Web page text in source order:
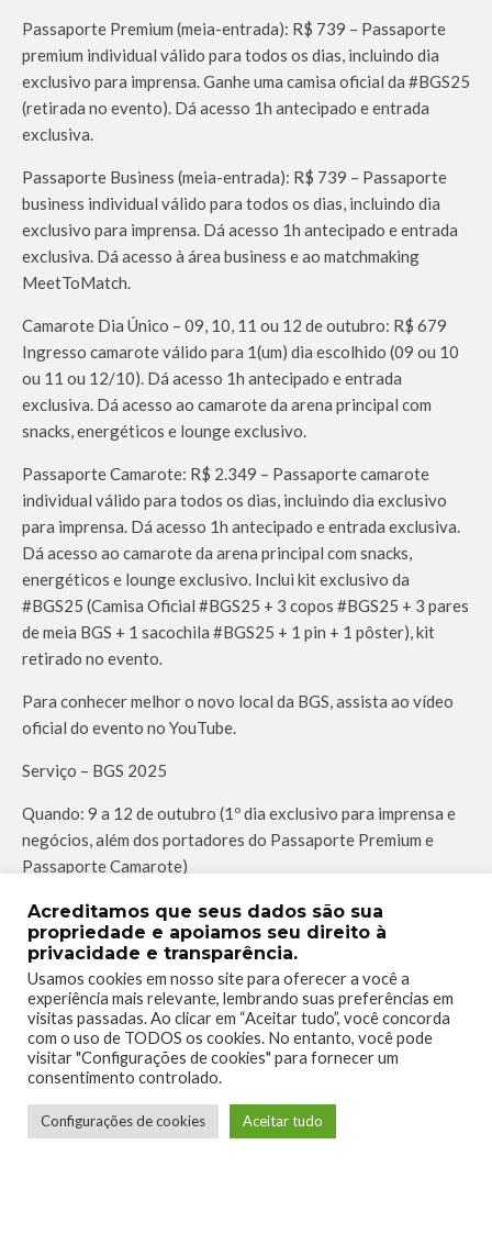
Passaporte Premium (meia-entrada): R$ 739 – Passaporte
premium individual válido para todos os dias, incluindo dia
exclusivo para imprensa. Ganhe uma camisa oficial da #BGS25
(retirada no evento). Dá acesso 1h antecipado e entrada
exclusiva.
Passaporte Business (meia-entrada): R$ 739 – Passaporte
business individual válido para todos os dias, incluindo dia
exclusivo para imprensa. Dá acesso 1h antecipado e entrada
exclusiva. Dá acesso à área business e ao matchmaking
MeetToMatch.
Camarote Dia Único – 09, 10, 11 ou 12 de outubro: R$ 679
Ingresso camarote válido para 1(um) dia escolhido (09 ou 10
ou 11 ou 12/10). Dá acesso 1h antecipado e entrada
exclusiva. Dá acesso ao camarote da arena principal com
snacks, energéticos e lounge exclusivo.
Passaporte Camarote: R$ 2.349 – Passaporte camarote
individual válido para todos os dias, incluindo dia exclusivo
para imprensa. Dá acesso 1h antecipado e entrada exclusiva.
Dá acesso ao camarote da arena principal com snacks,
energéticos e lounge exclusivo. Inclui kit exclusivo da
#BGS25 (Camisa Oficial #BGS25 + 3 copos #BGS25 + 3 pares
de meia BGS + 1 sacochila #BGS25 + 1 pin + 1 pôster), kit
retirado no evento.
Para conhecer melhor o novo local da BGS, assista ao vídeo
oficial do evento no YouTube.
Serviço – BGS 2025
Quando: 9 a 12 de outubro (1º dia exclusivo para imprensa e
negócios, além dos portadores do Passaporte Premium e
Passaporte Camarote)
Onde: Distrito Anhembi
Endereço: Avenida Olavo Fontoura, 1209 – Santana, São
Paulo/SP
Horário: das 13h às 21h
NINTENDO SWITCH2
Acreditamos que seus dados são sua
propriedade e apoiamos seu direito à
privacidade e transparência.
Usamos cookies em nosso site para oferecer a você a
experiência mais relevante, lembrando suas preferências em
visitas passadas. Ao clicar em “Aceitar tudo”, você concorda
com o uso de TODOS os cookies. No entanto, você pode
visitar "Configurações de cookies" para fornecer um
consentimento controlado.
Configurações de cookies Aceitar tudo